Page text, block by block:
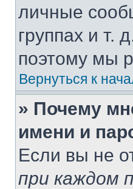
личные
группах и т.
поэтому мы
Вернуться к
» Почему
имени и
Если вы не
при каждом